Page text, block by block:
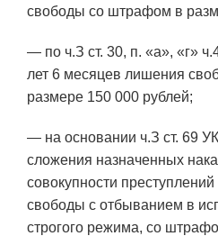
свободы со штрафом в
— по ч.З ст. 30, п. «а», «г»
лет 6 месяцев лишения
размере 150 000 рублей;
— на основании ч.З ст. 69
сложения назначенных
совокупности
свободы с отбыванием в
строгого режима, со